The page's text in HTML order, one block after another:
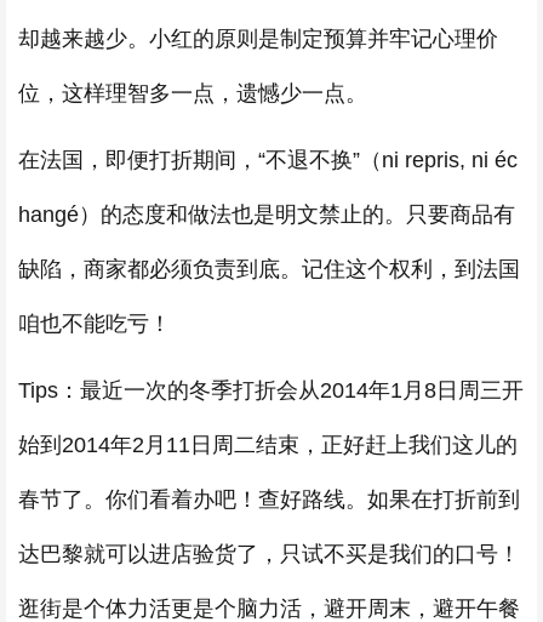
却越来越少。小红的原则是制定预算并牢记心理价
位，这样理智多一点，遗憾少一点。
在法国，即便打折期间，“不退不换”（ni repris, ni éc
hangé）的态度和做法也是明文禁止的。只要商品有
缺陷，商家都必须负责到底。记住这个权利，到法国
咱也不能吃亏！
Tips：最近一次的冬季打折会从2014年1月8日周三开
始到2014年2月11日周二结束，正好赶上我们这儿的
春节了。你们看着办吧！查好路线。如果在打折前到
达巴黎就可以进店验货了，只试不买是我们的口号！
逛街是个体力活更是个脑力活，避开周末，避开午餐